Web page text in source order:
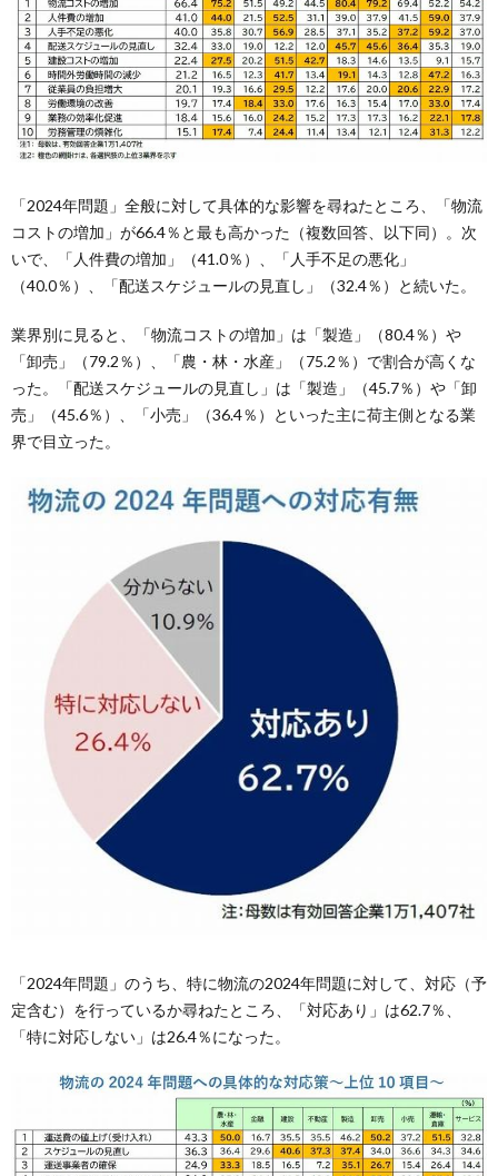
「2024年問題」全般に対して具体的な影響を尋ねたところ、「物流
コストの増加」が66.4％と最も高かった（複数回答、以下同）。次
いで、「人件費の増加」（41.0％）、「人手不足の悪化」
（40.0％）、「配送スケジュールの見直し」（32.4％）と続いた。
業界別に見ると、「物流コストの増加」は「製造」（80.4％）や
「卸売」（79.2％）、「農・林・水産」（75.2％）で割合が高くな
った。「配送スケジュールの見直し」は「製造」（45.7％）や「卸
売」（45.6％）、「小売」（36.4％）といった主に荷主側となる業
界で目立った。
「2024年問題」のうち、特に物流の2024年問題に対して、対応（予
定含む）を行っているか尋ねたところ、「対応あり」は62.7％、
「特に対応しない」は26.4％になった。